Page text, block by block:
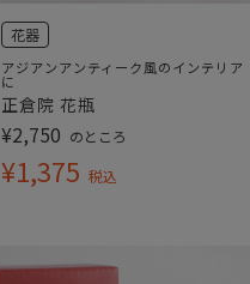
花器
アジアンアンティーク風のインテリア
に
正倉院 花瓶
¥2,750 のところ
¥1,375 税込